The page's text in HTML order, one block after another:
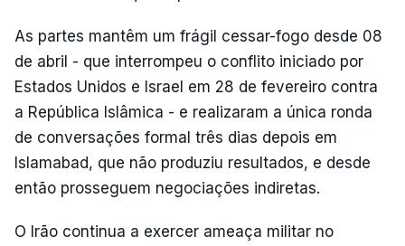
As partes mantêm um frágil cessar-fogo desde 08
de abril - que interrompeu o conflito iniciado por
Estados Unidos e Israel em 28 de fevereiro contra
a República Islâmica - e realizaram a única ronda
de conversações formal três dias depois em
Islamabad, que não produziu resultados, e desde
então prosseguem negociações indiretas.
O Irão continua a exercer ameaça militar no